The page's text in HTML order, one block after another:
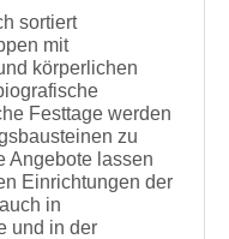
sortiert
mit
körperlichen
Festtage werden
zu
Angebote lassen
Einrichtungen der
in
und in der